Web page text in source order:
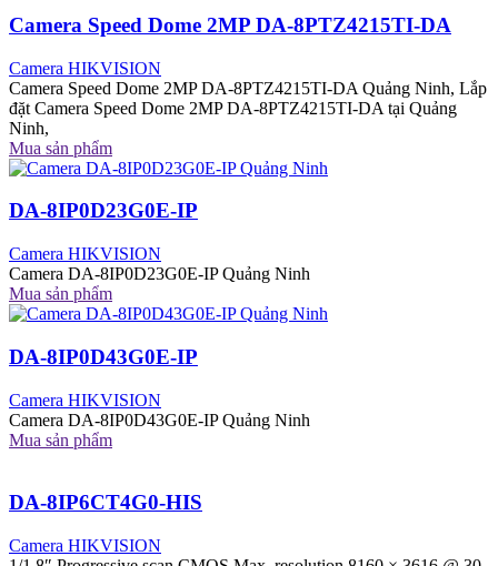
Camera Speed Dome 2MP DA-8PTZ4215TI-DA
Camera HIKVISION
Camera Speed Dome 2MP DA-8PTZ4215TI-DA Quảng Ninh, Lắp
đặt Camera Speed Dome 2MP DA-8PTZ4215TI-DA tại Quảng
Ninh,
Mua sản phẩm
DA-8IP0D23G0E-IP
Camera HIKVISION
Camera DA-8IP0D23G0E-IP Quảng Ninh
Mua sản phẩm
DA-8IP0D43G0E-IP
Camera HIKVISION
Camera DA-8IP0D43G0E-IP Quảng Ninh
Mua sản phẩm
DA-8IP6CT4G0-HIS
Camera HIKVISION